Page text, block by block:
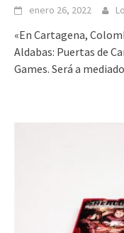
enero 26, 2022
«En Cartagena,
Aldabas: Puertas de
Games. Será a